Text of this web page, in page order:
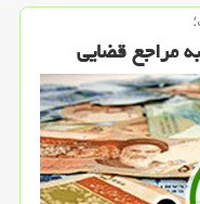
مراجع قضایی